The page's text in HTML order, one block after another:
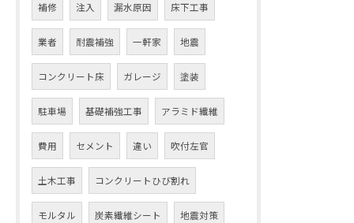
補修 注入 漏水原因 床下工事
業者 耐震補強 一軒家 地震
コンクリート床 ガレージ 塗装
駐車場 基礎補強工事 アラミド繊維
費用 セメント 違い 吹付左官
土木工事 コンクリートひび割れ
モルタル 炭素繊維シート 地震対策